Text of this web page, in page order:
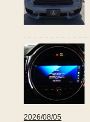
2026/08/05